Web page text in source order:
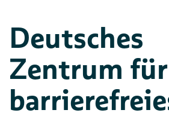
Deutsches
Zentrum für